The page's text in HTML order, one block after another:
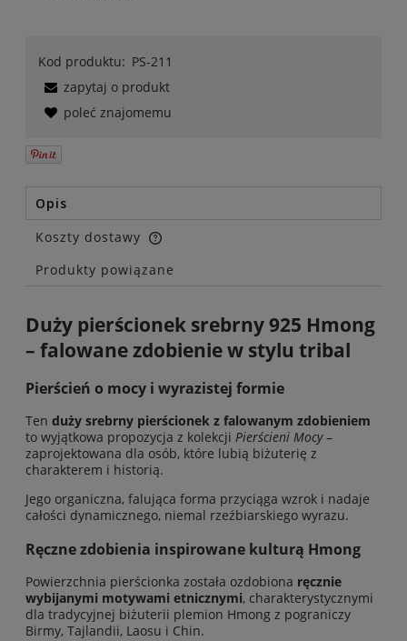
Kod produktu: PS-211
zapytaj o produkt
poleć znajomemu
Opis
Koszty dostawy
Cena nie zawiera ewentualnych kosztów płatności
Produkty powiązane
Duży pierścionek srebrny 925 Hmong
– falowane zdobienie w stylu tribal
Pierścień o mocy i wyrazistej formie
Ten duży srebrny pierścionek z falowanym zdobieniem
to wyjątkowa propozycja z kolekcji Pierścieni Mocy–
zaprojektowana dla osób, które lubią biżuterię z
charakterem i historią.
Jego organiczna, falująca forma przyciąga wzrok i nadaje
całości dynamicznego, niemal rzeźbiarskiego wyrazu.
Ręczne zdobienia inspirowane kulturą Hmong
Powierzchnia pierścionka została ozdobiona ręcznie
wybijanymi motywami etnicznymi, charakterystycznymi
dla tradycyjnej biżuterii plemion Hmong z pograniczy
Birmy, Tajlandii, Laosu i Chin.